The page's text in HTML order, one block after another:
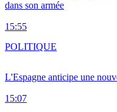
dans son armée
15:55
L'Espagne anticipe une
15:07
POLITIQUE